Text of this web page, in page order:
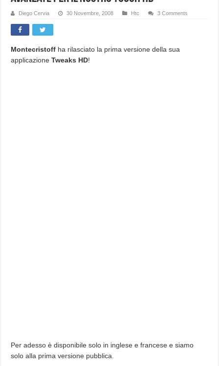
Diego Cervia 30 Novembre, 2008 Htc 3 Comments
Montecristoff ha rilasciato la prima versione della sua
applicazione Tweaks HD!
Per adesso è disponibile solo in inglese e francese e siamo
solo alla prima versione pubblica.